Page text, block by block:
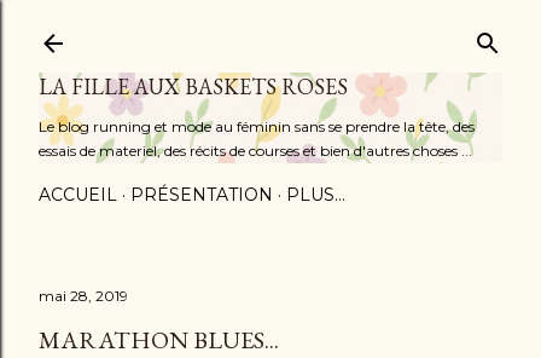
LA FILLE AUX BASKETS ROSES
Le blog running et mode au féminin sans se prendre la tête, des
essais de materiel, des récits de courses et bien d'autres choses ...
ACCUEIL PRÉSENTATION PLUS…
mai 28, 2019
MARATHON BLUES...